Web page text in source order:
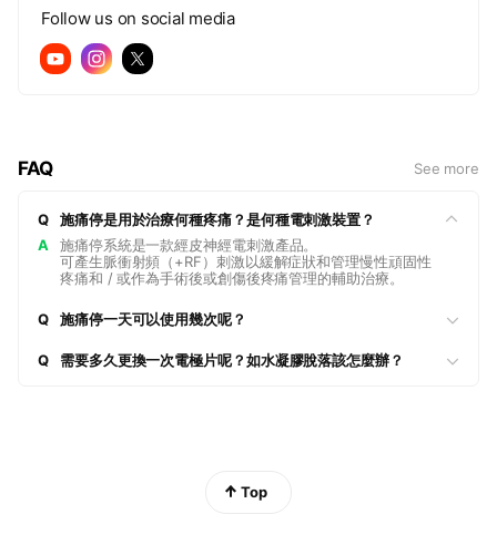
Follow us on social media
FAQ See more
Q
施痛停是用於治療何種疼痛？是何種電刺激裝置？
A
施痛停系統是一款經皮神經電刺激產品。
可產生脈衝射頻（+RF）刺激以緩解症狀和管理慢性頑固性
疼痛和 / 或作為手術後或創傷後疼痛管理的輔助治療。
Q 施痛停一天可以使用幾次呢？
Q 需要多久更換一次電極片呢？如水凝膠脫落該怎麼辦？
Top